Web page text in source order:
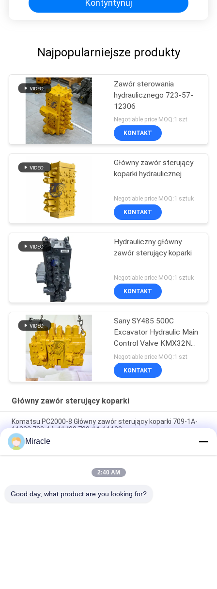
Kontyntynuj
Najpopularniejsze produkty
Zawór sterowania
hydraulicznego 723-57-
12306
Negotiable price MOQ:1 szt
KONTAKT
Główny zawór sterujący
koparki hydraulicznej
Negotiable price MOQ:1 sztuk
KONTAKT
Hydrauliczny główny
zawór sterujący koparki
Negotiable price MOQ:1 sztuk
KONTAKT
Sany SY485 500C
Excavator Hydraulic Main
Control Valve KMX32NA
High Quality
Negotiable price MOQ:1 szt
KONTAKT
Główny zawór sterujący koparki
Komatsu PC2000-8 Główny zawór sterujący koparki 709-1A-
11300 709-1A-11400 709-1A-11100
PC160LC-7 PC160-7 Wynęgarka z zawórami sterującymi
Komatsu, 723-57-16100 Główne części wykopalni
VOE14541591 Główny zawór sterujący koparki dla Volvo
Miracle
2:40 AM
Good day, what product are you looking for?